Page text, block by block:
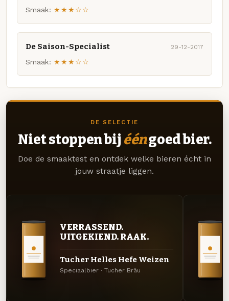
Smaak: ★★★☆☆
De Saison-Specialist 29-12-2017
Smaak: ★★★☆☆
DE SELECTIE
Niet stoppen bij ééngoed bier.
Doe de smaaktest en ontdek welke bieren écht in
jouw straatje liggen.
VERRASSEND.
UITGEKIEND. RAAK.
Tucher Helles Hefe Weizen
Speciaalbier · Tucher Bräu